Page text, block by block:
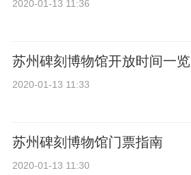
2020-01-13 11:36
苏州碑刻博物馆开放时间一览
2020-01-13 11:33
苏州碑刻博物馆门票指南
2020-01-13 11:30